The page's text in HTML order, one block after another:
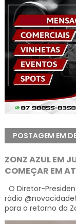
POSTAGEM EM
ZONZ AZUL EM
COMEÇAR EM
O Diretor-
rádio
para o retorno da